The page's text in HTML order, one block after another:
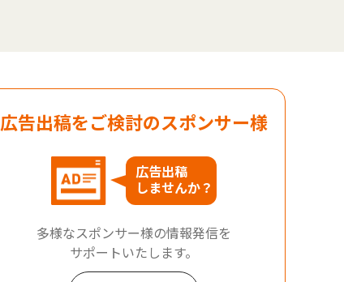
広告出稿をご検討のスポンサー様
広告出稿
しませんか？
多様なスポンサー様の情報発信を
サポートいたします。